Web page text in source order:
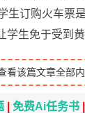
生订购火车票
生免于受到
看该篇文章全部内
免费Ai任务书